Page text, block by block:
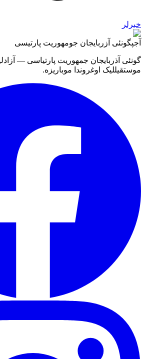
خبرلر
آجپگونئی آزربایجان جومهوریت پارتیسی
گونئی آذربایجان جمهوریت پارتیاسی —
موستقیللیک اوغروندا موباریزه.